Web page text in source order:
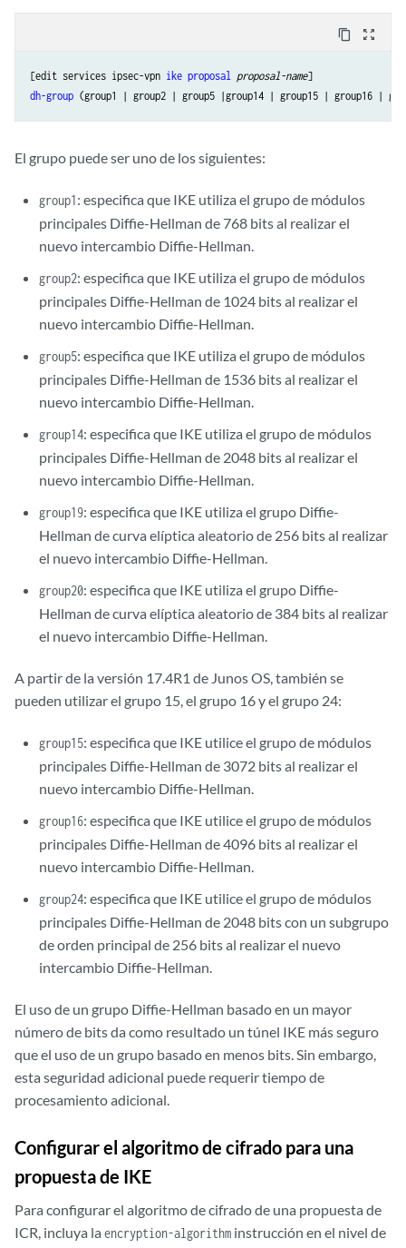
content_copy zoom_out_map
[edit services ipsec-vpn ike proposal proposal-name
dh-group
El grupo puede ser uno de los siguientes:
group1: especifica que IKE utiliza el grupo de módulos
principales Diffie-Hellman de 768 bits al realizar el
nuevo intercambio Diffie-Hellman.
group2: especifica que IKE utiliza el grupo de módulos
principales Diffie-Hellman de 1024 bits al realizar el
nuevo intercambio Diffie-Hellman.
group5: especifica que IKE utiliza el grupo de módulos
principales Diffie-Hellman de 1536 bits al realizar el
nuevo intercambio Diffie-Hellman.
group14: especifica que IKE utiliza el grupo de módulos
principales Diffie-Hellman de 2048 bits al realizar el
nuevo intercambio Diffie-Hellman.
group19: especifica que IKE utiliza el grupo Diffie-
Hellman de curva elíptica aleatorio de 256 bits al realizar
el nuevo intercambio Diffie-Hellman.
group20: especifica que IKE utiliza el grupo Diffie-
Hellman de curva elíptica aleatorio de 384 bits al realizar
el nuevo intercambio Diffie-Hellman.
A partir de la versión 17.4R1 de Junos OS, también se
pueden utilizar el grupo 15, el grupo 16 y el grupo 24:
group15: especifica que IKE utilice el grupo de módulos
principales Diffie-Hellman de 3072 bits al realizar el
nuevo intercambio Diffie-Hellman.
group16: especifica que IKE utilice el grupo de módulos
principales Diffie-Hellman de 4096 bits al realizar el
nuevo intercambio Diffie-Hellman.
group24: especifica que IKE utilice el grupo de módulos
principales Diffie-Hellman de 2048 bits con un subgrupo
de orden principal de 256 bits al realizar el nuevo
intercambio Diffie-Hellman.
El uso de un grupo Diffie-Hellman basado en un mayor
número de bits da como resultado un túnel IKE más seguro
que el uso de un grupo basado en menos bits. Sin embargo,
esta seguridad adicional puede requerir tiempo de
procesamiento adicional.
Configurar el algoritmo de cifrado para una
propuesta de IKE
Para configurar el algoritmo de cifrado de una propuesta de
ICR, incluya la encryption-algorithm instrucción en el nivel de